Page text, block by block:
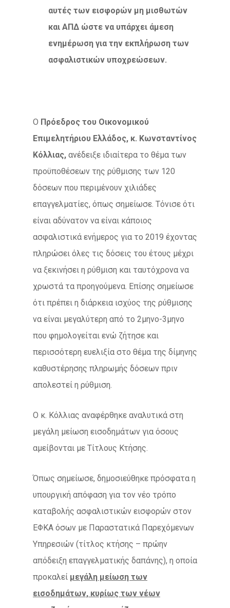
αυτές των εισφορών μη μισθωτών
και ΑΠΔ ώστε να υπάρχει άμεση
ενημέρωση για την εκπλήρωση των
ασφαλιστικών υποχρεώσεων.
Ο Πρόεδρος του Οικονομικού
Επιμελητήριου Ελλάδος, κ. Κωνσταντίνος
Κόλλιας, ανέδειξε ιδιαίτερα το θέμα των
προϋποθέσεων της ρύθμισης των 120
δόσεων που περιμένουν χιλιάδες
επαγγελματίες, όπως σημείωσε. Τόνισε ότι
είναι αδύνατον να είναι κάποιος
ασφαλιστικά ενήμερος για το 2019 έχοντας
πληρώσει όλες τις δόσεις του έτους μέχρι
να ξεκινήσει η ρύθμιση και ταυτόχρονα να
χρωστά τα προηγούμενα. Επίσης σημείωσε
ότι πρέπει η διάρκεια ισχύος της ρύθμισης
να είναι μεγαλύτερη από το 2μηνο-3μηνο
που φημολογείται ενώ ζήτησε και
περισσότερη ευελιξία στο θέμα της δίμηνης
καθυστέρησης πληρωμής δόσεων πριν
απολεστεί η ρύθμιση.
Ο κ. Κόλλιας αναφέρθηκε αναλυτικά στη
μεγάλη μείωση εισοδημάτων για όσους
αμείβονται με Τίτλους Κτήσης.
Όπως σημείωσε, δημοσιεύθηκε πρόσφατα η
υπουργική απόφαση για τον νέο τρόπο
καταβολής ασφαλιστικών εισφορών στον
ΕΦΚΑ όσων με Παραστατικά Παρεχόμενων
Υπηρεσιών (τίτλος κτήσης – πρώην
απόδειξη επαγγελματικής δαπάνης), η οποία
προκαλεί μεγάλη μείωση των
εισοδημάτων, κυρίως των νέων